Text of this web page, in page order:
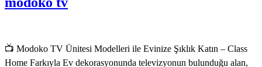
📺 Modoko TV Ünitesi Modelleri ile Evinize Şıklık Katın – Class
Home Farkıyla Ev dekorasyonunda televizyonun bulunduğu alan,